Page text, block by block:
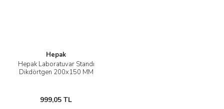
Hepak
Hepak Laboratuvar Standı
Dikdörtgen 200x150 MM
999,05 TL